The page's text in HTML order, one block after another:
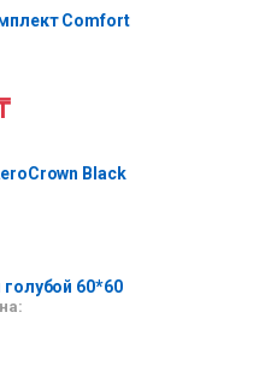
Comfort
Black
60*60